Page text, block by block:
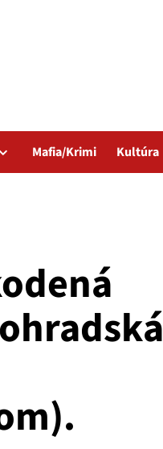
Mafia/Krimi Kultúra